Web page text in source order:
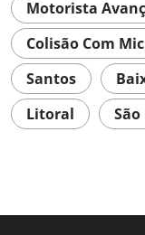
Motorista
Colisão Com
Santos
Litoral